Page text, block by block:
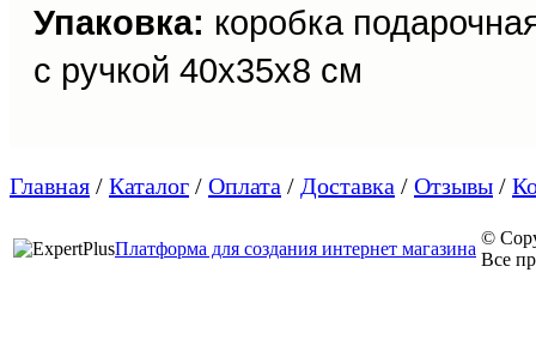
Упаковка: коробка
с ручкой 40х35х8 см
Главная / Каталог / Оплата / Доставка / Отзывы /
Платформа для создания интернет магазина
©
Все